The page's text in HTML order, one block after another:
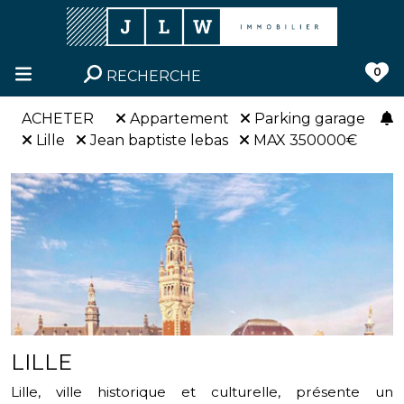
RECHERCHE 0
ACHETER Appartement
Parking garage
Lille
Jean baptiste lebas MAX 350000€
LILLE
Lille, ville historique et culturelle, présente un